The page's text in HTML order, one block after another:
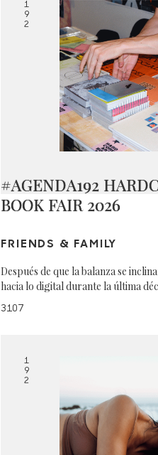
1
9
2
#AGENDA192
BOOK FAIR 2026
FRIENDS & FAMILY
Después de que la balanza se
hacia lo digital durante la última
3107
1
9
2